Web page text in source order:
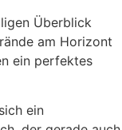
Überblick
am Horizont
ein perfektes
ein